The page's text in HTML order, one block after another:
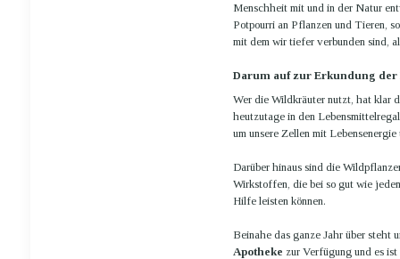
Menschheit mit und in der Natur
Potpourri an Pflanzen und Tieren,
mit dem wir tiefer verbunden sind,
Darum auf zur Erkundung
Wer die Wildkräuter nutzt, hat klar
heutzutage in den
um unsere Zellen mit
Darüber hinaus sind die
Wirkstoffen, die bei so gut wie
Hilfe leisten können.
Beinahe das ganze Jahr über steht
Apotheke zur Verfügung und es